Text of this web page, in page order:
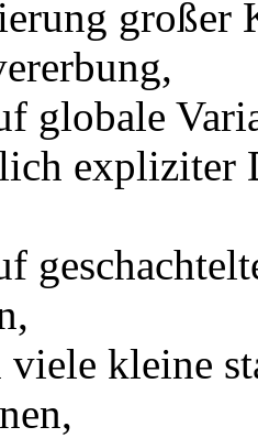
großer
globale
expliziter
viele kleine